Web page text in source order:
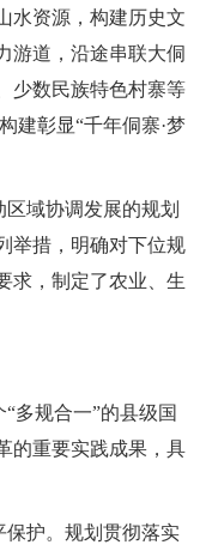
水资源，构建历史文
游道，沿途串联大侗
少数民族特色村寨等
建彰显“千年侗寨·梦
域协调发展的规划
举措，明确对下位规
求，制定了农业、生
“多规合一”的县级国
的重要实践成果，具
护。规划贯彻落实